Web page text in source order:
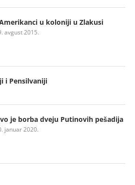
u koloniji u Zlakusi
avgust 2015.
i Pensilvaniji
je borba dveju Putinovih pešadija
januar 2020.